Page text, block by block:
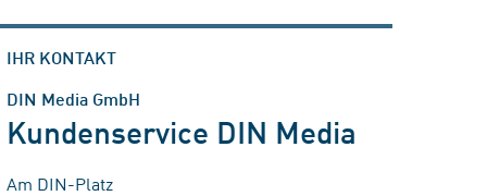
IHR KONTAKT
DIN Media GmbH
Kundenservice DIN Media
Am DIN-Platz